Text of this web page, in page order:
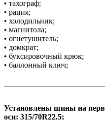
• тахограф;
• рация;
• холодильник;
• магнитола;
• огнетушитель;
• домкрат;
• буксировочный крюк;
• баллонный ключ;
Установлены шины на
оси: 315/70R22.5;